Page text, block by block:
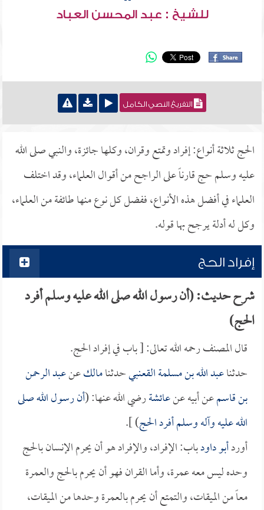
للشيخ : عبد المحسن العباد
التفريغ النصي الكامل
الحج ثلاثة أنواع: إفراد وتمتع وقران، وكلها جائزة، والنبي صلى الله
عليه وسلم حج قارناً على الراجح من أقوال العلماء، وقد اختلف
العلماء في أفضل هذه الأنواع، ففضل كل نوع منها طائفة من العلماء،
وكل له أدلة يرجح بها قوله.
إفراد الحج
شرح حديث: (أن رسول الله صلى الله عليه وسلم أفرد
الحج)
قال المصنف رحمه الله تعالى: [ باب في إفراد الحج.
حدثناعبد الله بن مسلمة القعنبيحدثنامالكعنعبد الرحمن
بن قاسمعن أبيه عنعائشةرضي الله عنها: (أن رسول الله صلى
الله عليه وآله وسلم أفرد الحج) ].
أوردأبو داودباب: الإفراد، والإفراد هو أن يحرم الإنسان بالحج
وحده ليس معه عمرة، وأما القران فهو أن يحرم بالحج والعمرة
معاً من الميقات، والتمتع أن يحرم بالعمرة وحدها من الميقات،